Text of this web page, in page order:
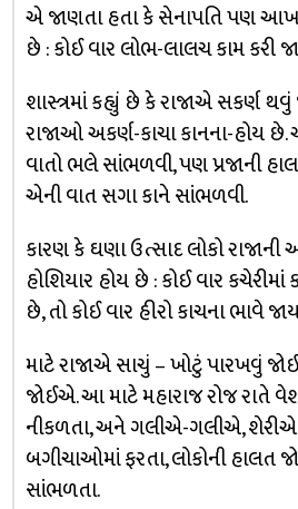
એ જાણતા હતા કે સેનાપતિ પણ
છે : કોઈ વાર લોભ-લાલચ કામ કરી
શાસ્ત્રમાં કહ્યું છે કે રાજાએ સકર્ણ
રાજાઓ અકર્ણ-કાચા કાનના-હોય
વાતો ભલે સાંભળવી, પણ પ્રજાની
એની વાત સગા કાને સાંભળવી.
કારણ કે ઘણા ઉત્સાદ લોકો રાજાની
હોશિયાર હોય છે : કોઈ વાર કચેરીમાં
છે, તો કોઈ વાર હીરો કાચના ભાવે
માટે રાજાએ સાચું – ખોટું પારખવું
જોઈએ. આ માટે મહારાજ રોજ રાતે
નીકળતા, અને ગલીએ-ગલીએ,
બગીચાઓમાં ફરતા, લોકોની હાલત
સાંભળતા.